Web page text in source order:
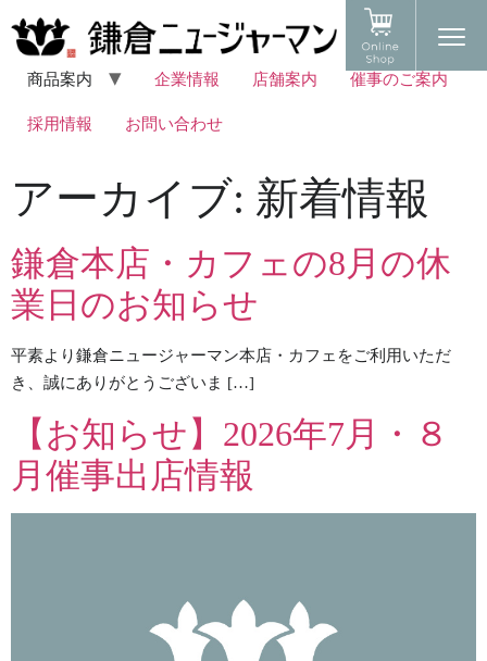
商品案内 企業情報 店舗案内 催事のご案内
採用情報 お問い合わせ
アーカイブ: 新着情報
鎌倉本店・カフェの8月の休
業日のお知らせ
平素より鎌倉ニュージャーマン本店・カフェをご利用いただ
き、誠にありがとうございま […]
【お知らせ】2026年7月・８
月催事出店情報